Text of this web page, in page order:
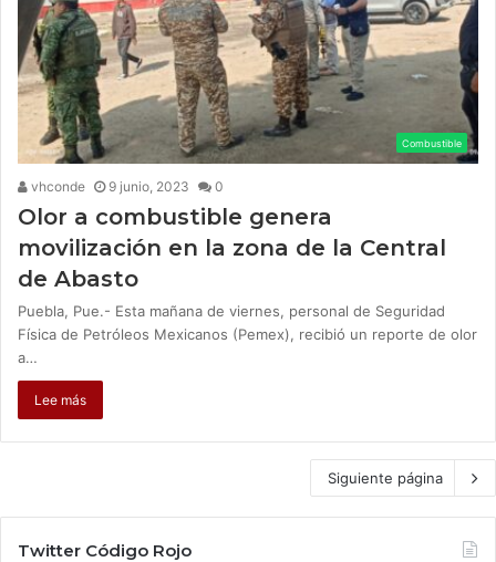
Combustible
vhconde 9 junio, 2023 0
Olor a combustible genera
movilización en la zona de la Central
de Abasto
Puebla, Pue.- Esta mañana de viernes, personal de Seguridad
Física de Petróleos Mexicanos (Pemex), recibió un reporte de olor
a…
Lee más
Siguiente página
Twitter Código Rojo